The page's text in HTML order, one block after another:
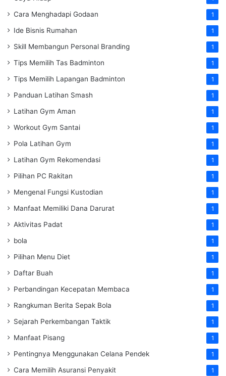
Cara Menghadapi Godaan 1
Ide Bisnis Rumahan 1
Skill Membangun Personal Branding 1
Tips Memilih Tas Badminton 1
Tips Memilih Lapangan Badminton 1
Panduan Latihan Smash 1
Latihan Gym Aman 1
Workout Gym Santai 1
Pola Latihan Gym 1
Latihan Gym Rekomendasi 1
Pilihan PC Rakitan 1
Mengenal Fungsi Kustodian 1
Manfaat Memiliki Dana Darurat 1
Aktivitas Padat 1
bola 1
Pilihan Menu Diet 1
Daftar Buah 1
Perbandingan Kecepatan Membaca 1
Rangkuman Berita Sepak Bola 1
Sejarah Perkembangan Taktik 1
Manfaat Pisang 1
Pentingnya Menggunakan Celana Pendek 1
Cara Memilih Asuransi Penyakit 1